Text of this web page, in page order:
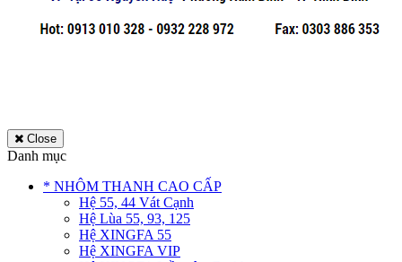
Close
Danh mục
* NHÔM THANH CAO CẤP
Hệ 55, 44 Vát Cạnh
Hệ Lùa 55, 93, 125
Hệ XINGFA 55
Hệ XINGFA VIP